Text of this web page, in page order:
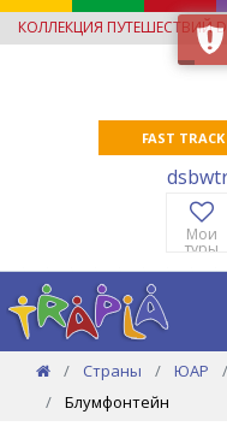
КОЛЛЕКЦИЯ ПУТЕШЕСТВИЙ
FAST TRACK
Мои
туры
Страны ЮАР
Блумфонтейн